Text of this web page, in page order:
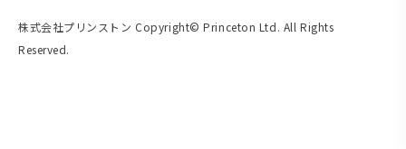
株式会社プリンストン Copyright© Princeton Ltd. All Rights
Reserved.